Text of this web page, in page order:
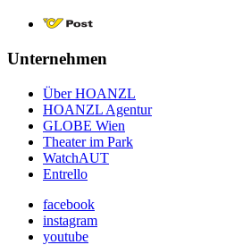
Unternehmen
Über HOANZL
HOANZL Agentur
GLOBE Wien
Theater im Park
WatchAUT
Entrello
facebook
instagram
youtube